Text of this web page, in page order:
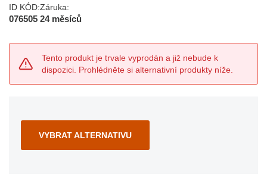
ID KÓD:
076505
Záruka:
24 měsíců
Tento produkt je trvale vyprodán a již nebude k
dispozici. Prohlédněte si alternativní produkty níže.
VYBRAT ALTERNATIVU